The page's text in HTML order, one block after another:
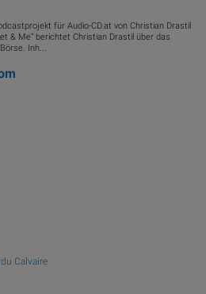
für Audio-CD.at von Christian Drastil
& Me“ berichtet Christian Drastil über das
Inh...
Calvaire